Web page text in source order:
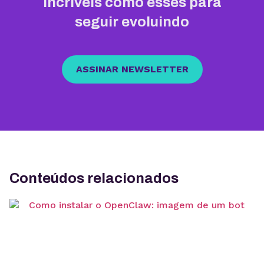
seguir evoluindo
ASSINAR NEWSLETTER
Conteúdos relacionados